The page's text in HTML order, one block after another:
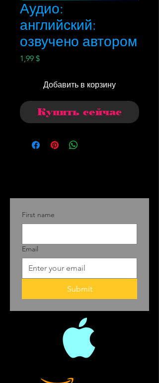
Аудио:
английский:
озвучено автором
1,99 $Цена
Добавить в корзину
Купить сейчас
First name
Email
Submit